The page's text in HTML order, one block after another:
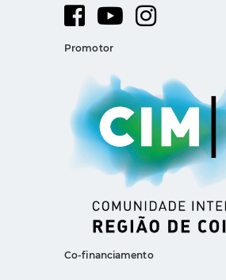
Promotor
Co-financiamento